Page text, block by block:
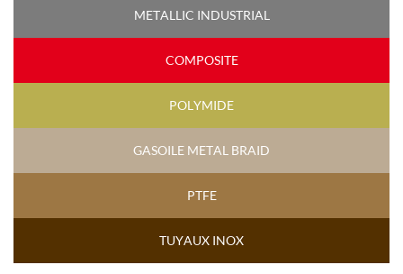
METALLIC INDUSTRIAL
COMPOSITE
POLYMIDE
GASOILE METAL BRAID
PTFE
TUYAUX INOX